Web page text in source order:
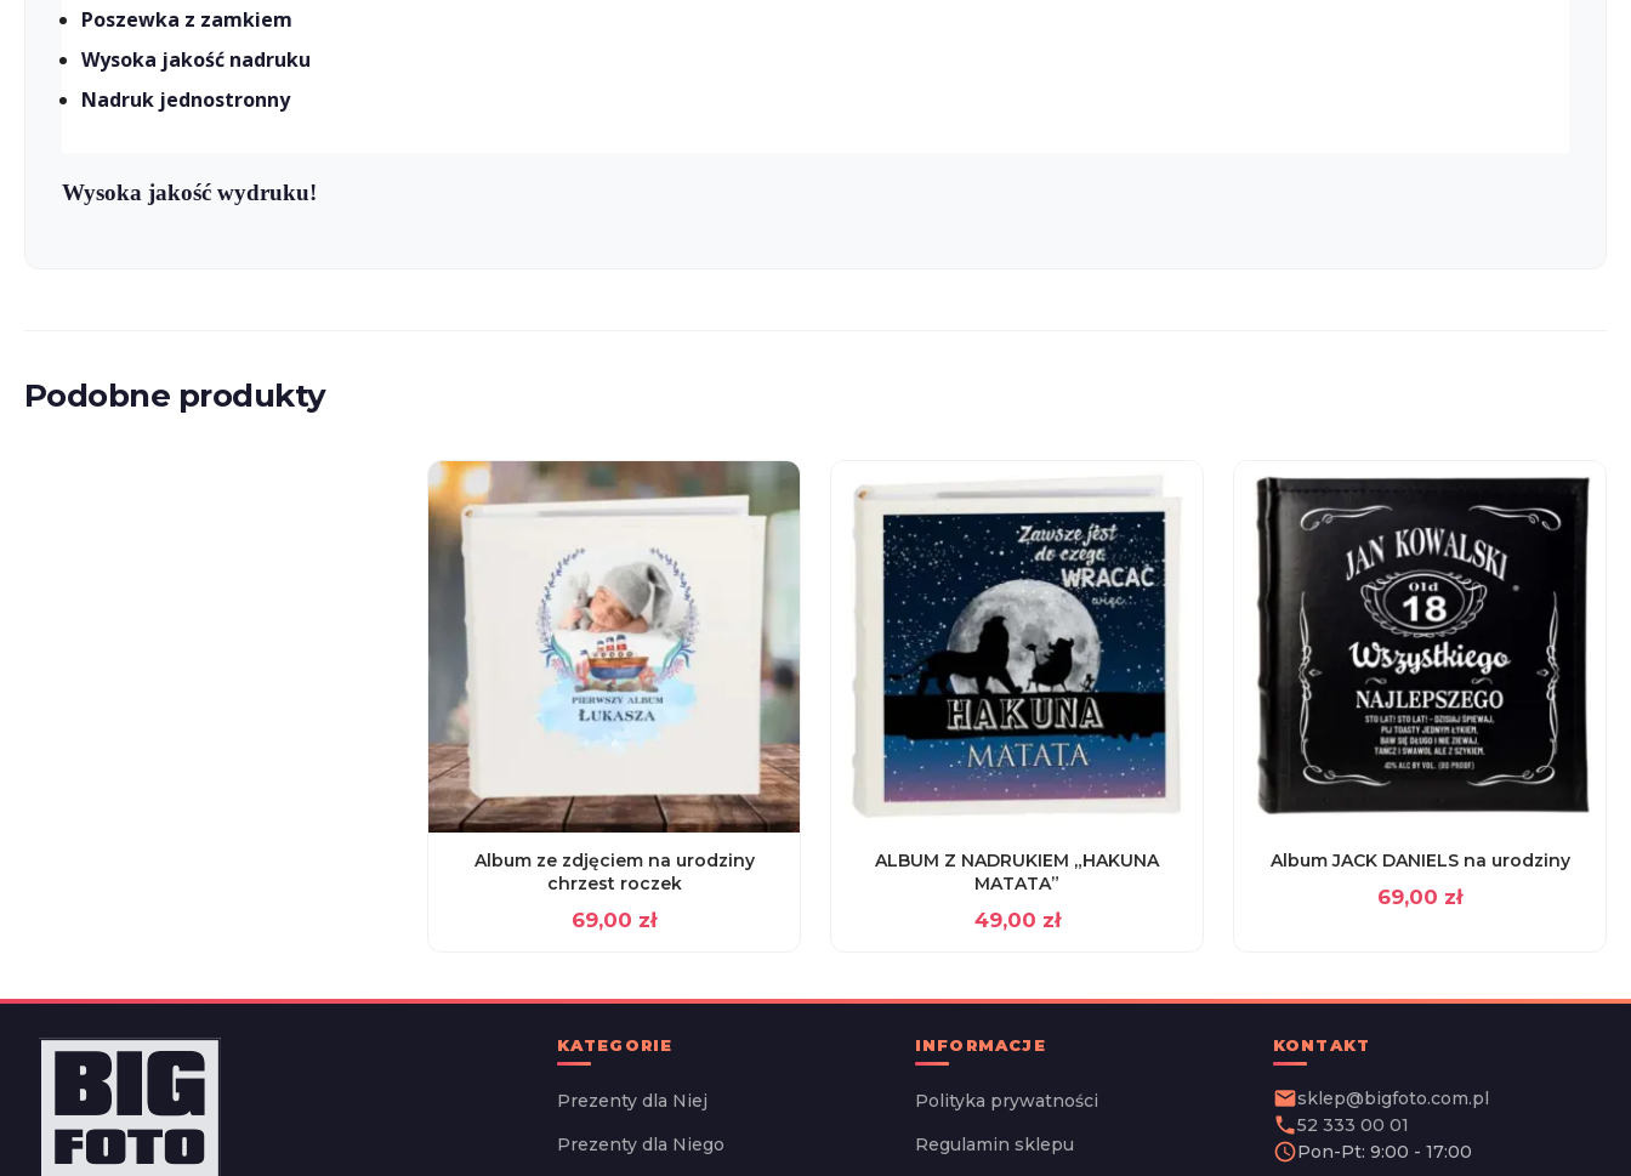
Poszewka z zamkiem
Wysoka jakość nadruku
Nadruk jednostronny
Wysoka jakość wydruku!
Podobne produkty
Album ze zdjęciem na urodziny
chrzest roczek
69,00 zł
ALBUM Z NADRUKIEM „HAKUNA
MATATA”
49,00 zł
Album JACK DANIELS na urodziny
69,00 zł
KATEGORIE
Prezenty dla Niej
Prezenty dla Niego
INFORMACJE
Polityka prywatności
Regulamin sklepu
KONTAKT
emailsklep@bigfoto.com.pl
phone52 333 00 01
schedulePon-Pt: 9:00 - 17:00